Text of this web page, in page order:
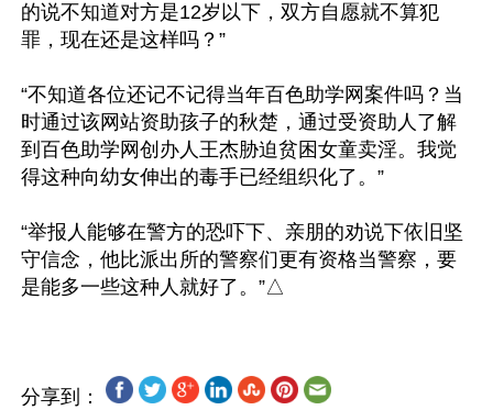
的说不知道对方是12岁以下，双方自愿就不算犯
罪，现在还是这样吗？”
“不知道各位还记不记得当年百色助学网案件吗？当
时通过该网站资助孩子的秋楚，通过受资助人了解
到百色助学网创办人王杰胁迫贫困女童卖淫。我觉
得这种向幼女伸出的毒手已经组织化了。”
“举报人能够在警方的恐吓下、亲朋的劝说下依旧坚
守信念，他比派出所的警察们更有资格当警察，要
分享到：